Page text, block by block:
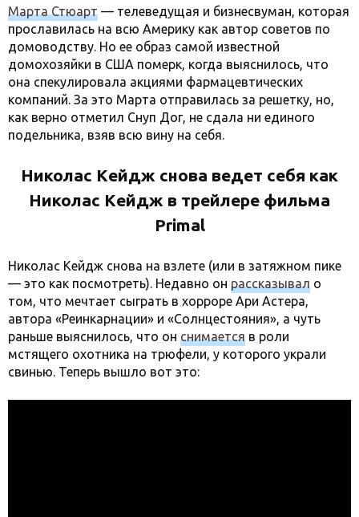
Марта Стюарт — телеведущая и бизнесвуман, которая
прославилась на всю Америку как автор советов по
домоводству. Но ее образ самой известной
домохозяйки в США померк, когда выяснилось, что
она спекулировала акциями фармацевтических
компаний. За это Марта отправилась за решетку, но,
как верно отметил Снуп Дог, не сдала ни единого
подельника, взяв всю вину на себя.
Николас Кейдж снова ведет себя как
Николас Кейдж в трейлере фильма
Primal
Николас Кейдж снова на взлете (или в затяжном пике
— это как посмотреть). Недавно он рассказывал о
том, что мечтает сыграть в хорроре Ари Астера,
автора «Реинкарнации» и «Солнцестояния», а чуть
раньше выяснилось, что он снимается в роли
мстящего охотника на трюфели, у которого украли
свинью. Теперь вышло вот это: